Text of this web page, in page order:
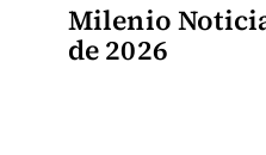
Milenio
de 2026